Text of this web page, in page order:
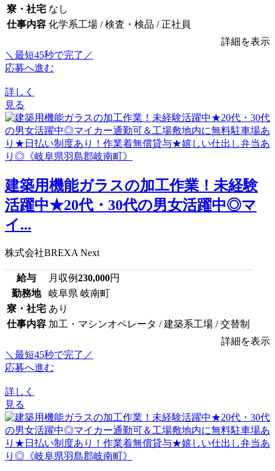
寮・社宅 なし
仕事内容 化学系工場 / 検査・検品 / 正社員
詳細を表示
＼最短45秒で完了／
応募へ進む
詳しく
見る
建築用機能ガラスの加工作業！未経験
活躍中★20代・30代の男女活躍中◎マ
イ...
株式会社BREXA Next
給与 月収例230,000円
勤務地
岐阜県 岐南町
寮・社宅 あり
仕事内容 加工・マシンオペレータ / 建築系工場 / 交替制
詳細を表示
＼最短45秒で完了／
応募へ進む
詳しく
見る